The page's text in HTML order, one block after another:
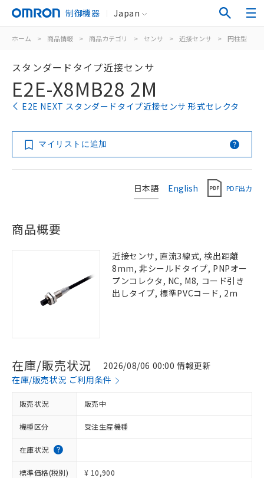
制御機器 Japan
ホーム > 商品情報 > 商品カテゴリ > センサ > 近接センサ > 円柱型
スタンダードタイプ近接センサ
E2E-X8MB28 2M
E2E NEXT スタンダードタイプ近接センサ 形式セレクタ
マイリストに追加
日本語 English PDF出力
商品概要
近接センサ, 直流3線式, 検出距離
8mm, 非シールドタイプ, PNPオー
プンコレクタ, NC, M8, コード引き
出しタイプ, 標準PVCコード, 2m
在庫/販売状況
2026/08/06 00:00 情報更新
在庫/販売状況 ご利用条件
販売状況 販売中
機種区分 受注生産機種
在庫状況
標準価格(税別) ¥ 10,900